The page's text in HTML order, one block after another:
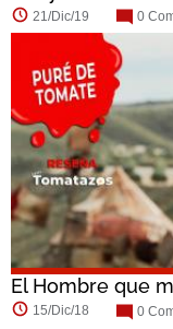
21/Dic/19 0
El Hombre que
15/Dic/18 0